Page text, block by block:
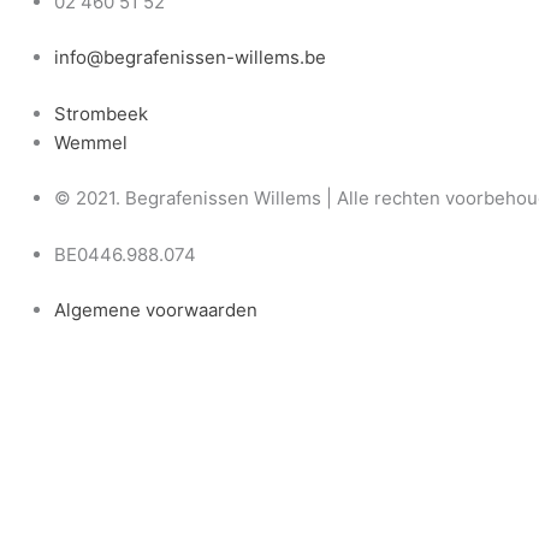
info@begrafenissen-willems.be
Strombeek
Wemmel
© 2021. Begrafenissen Willems | Alle rechten
BE0446.988.074
Algemene voorwaarden